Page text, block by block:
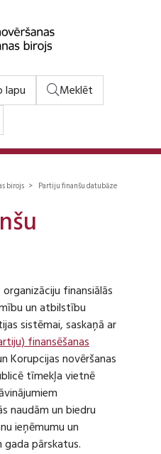
lapu
Meklēt
birojs > Partiju finanšu datubāze
finansiālās
un atbilstību
sistēmai, saskaņā ar
finansēšanas
Korupcijas novēršanas
tīmekļa vietnē
naudām un biedru
ieņēmumu un
gada pārskatus.